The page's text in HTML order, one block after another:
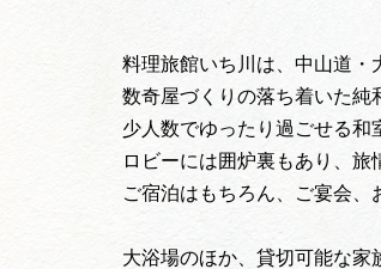
料理旅館いち川は、中山道・
数奇屋づくりの落ち着いた純
少人数でゆったり過ごせる和
ロビーには囲炉裏もあり、旅
ご宿泊はもちろん、ご宴会、
大浴場のほか、貸切可能な家